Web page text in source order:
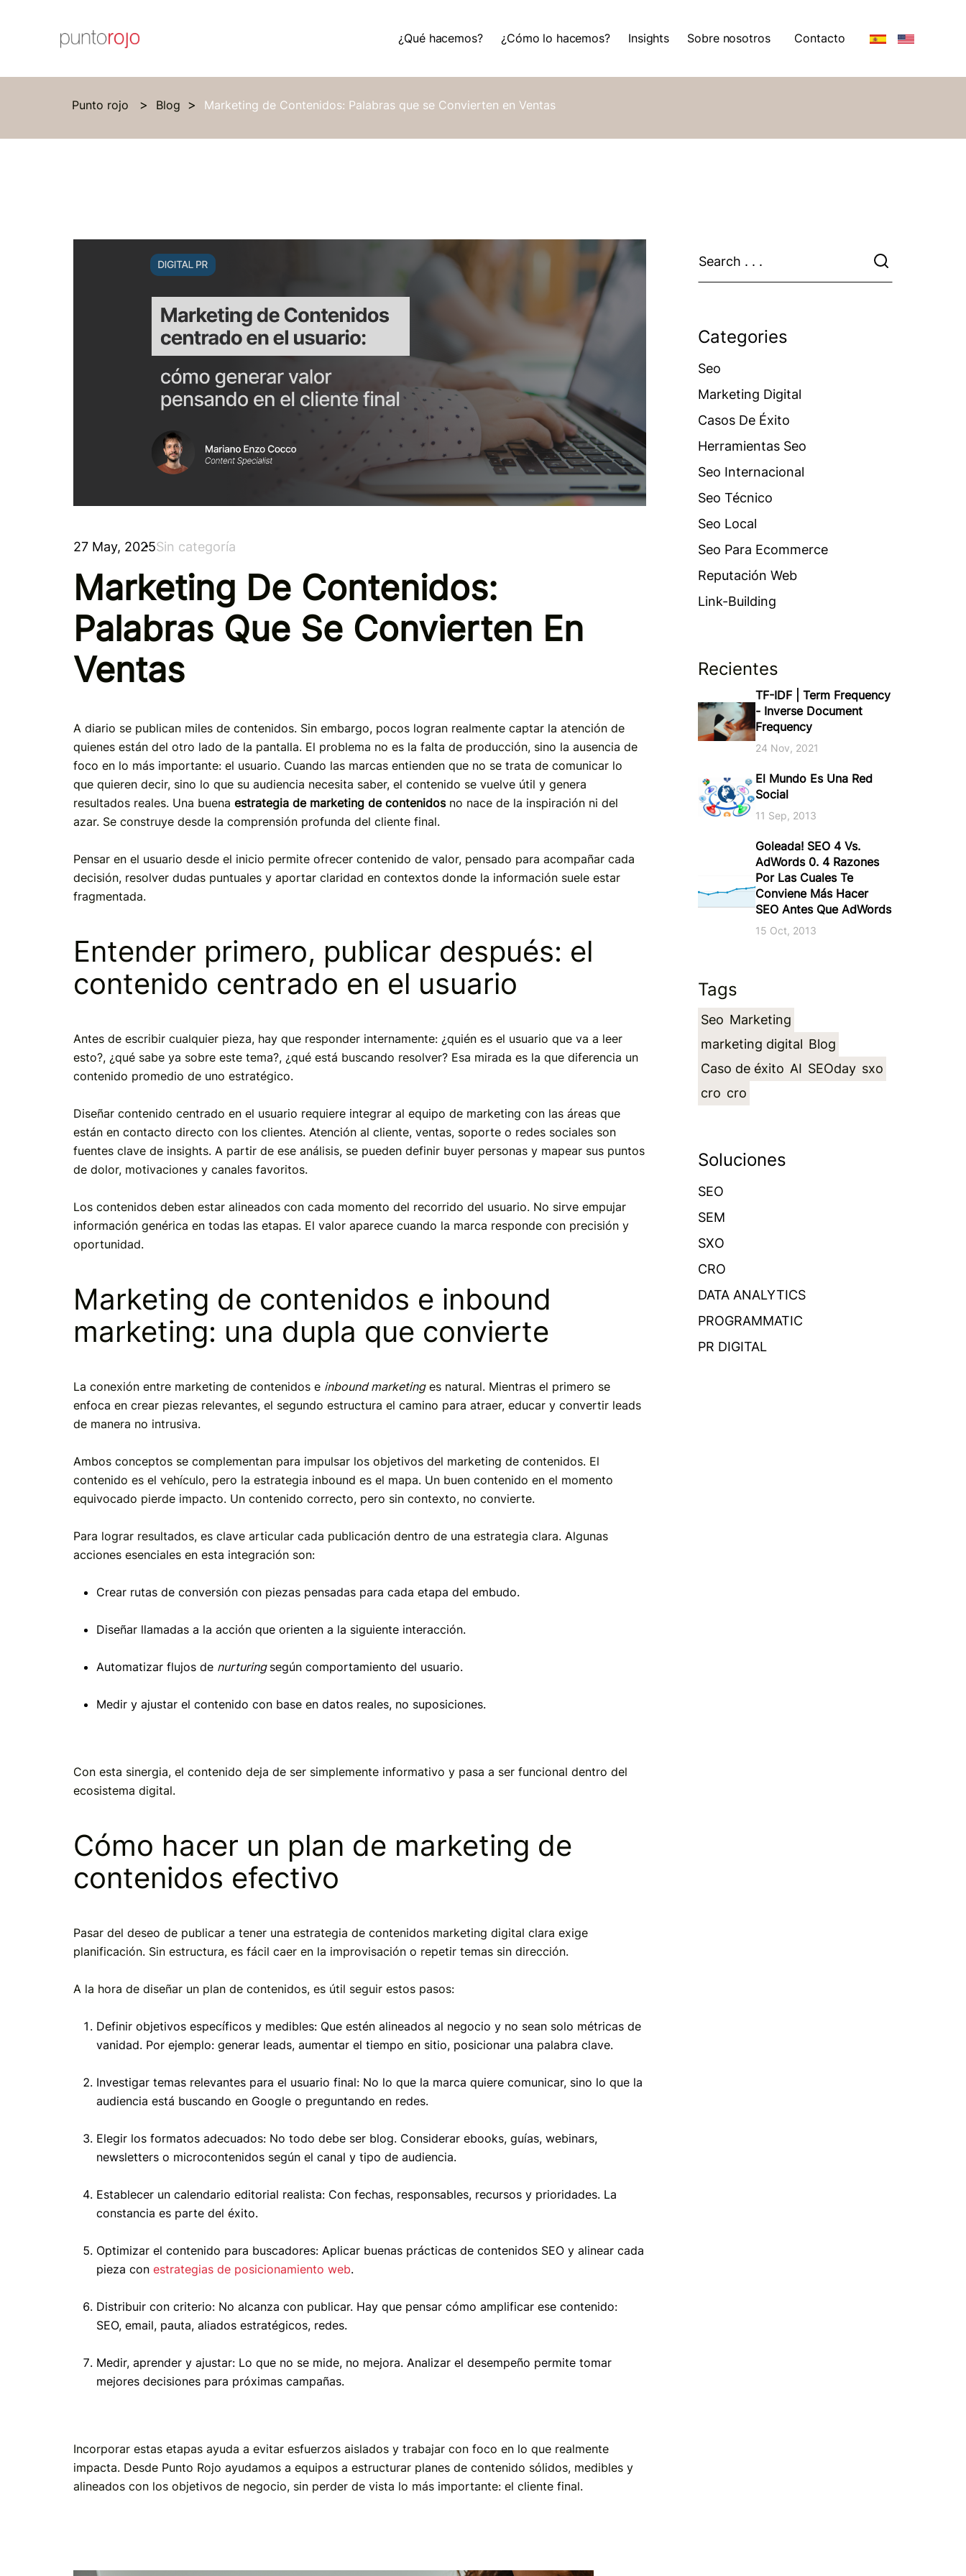
¿Qué hacemos?
¿Cómo lo hacemos?
Insights
Sobre nosotros
Contacto
Punto rojo Blog Marketing de Contenidos: Palabras que se Convierten en Ventas
27 May, 2025Sin categoría
Marketing De Contenidos:
Palabras Que Se Convierten En
Ventas
A diario se publican miles de contenidos. Sin embargo, pocos logran realmente captar la atención de
quienes están del otro lado de la pantalla. El problema no es la falta de producción, sino la ausencia de
foco en lo más importante: el usuario. Cuando las marcas entienden que no se trata de comunicar lo
que quieren decir, sino lo que su audiencia necesita saber, el contenido se vuelve útil y genera
resultados reales. Una buena estrategia de marketing de contenidosno nace de la inspiración ni del
azar. Se construye desde la comprensión profunda del cliente final.
Pensar en el usuario desde el inicio permite ofrecer contenido de valor, pensado para acompañar cada
decisión, resolver dudas puntuales y aportar claridad en contextos donde la información suele estar
fragmentada.
Entender primero, publicar después: el
contenido centrado en el usuario
Antes de escribir cualquier pieza, hay que responder internamente: ¿quién es el usuario que va a leer
esto?, ¿qué sabe ya sobre este tema?, ¿qué está buscando resolver? Esa mirada es la que diferencia un
contenido promedio de uno estratégico.
Diseñar contenido centrado en el usuario requiere integrar al equipo de marketing con las áreas que
están en contacto directo con los clientes. Atención al cliente, ventas, soporte o redes sociales son
fuentes clave de insights. A partir de ese análisis, se pueden definir buyer personas y mapear sus puntos
de dolor, motivaciones y canales favoritos.
Los contenidos deben estar alineados con cada momento del recorrido del usuario. No sirve empujar
información genérica en todas las etapas. El valor aparece cuando la marca responde con precisión y
oportunidad.
Marketing de contenidos e inbound
marketing: una dupla que convierte
La conexión entre marketing de contenidos e inbound marketinges natural. Mientras el primero se
enfoca en crear piezas relevantes, el segundo estructura el camino para atraer, educar y convertir leads
de manera no intrusiva.
Ambos conceptos se complementan para impulsar los objetivos del marketing de contenidos. El
contenido es el vehículo, pero la estrategia inbound es el mapa. Un buen contenido en el momento
equivocado pierde impacto. Un contenido correcto, pero sin contexto, no convierte.
Para lograr resultados, es clave articular cada publicación dentro de una estrategia clara. Algunas
acciones esenciales en esta integración son:
Crear rutas de conversión con piezas pensadas para cada etapa del embudo.
Diseñar llamadas a la acción que orienten a la siguiente interacción.
Automatizar flujos de nurturing según comportamiento del usuario.
Medir y ajustar el contenido con base en datos reales, no suposiciones.
Con esta sinergia, el contenido deja de ser simplemente informativo y pasa a ser funcional dentro del
ecosistema digital.
Cómo hacer un plan de marketing de
contenidos efectivo
Pasar del deseo de publicar a tener una estrategia de contenidos marketing digital clara exige
planificación. Sin estructura, es fácil caer en la improvisación o repetir temas sin dirección.
A la hora de diseñar un plan de contenidos, es útil seguir estos pasos:
Definir objetivos específicos y medibles: Que estén alineados al negocio y no sean solo métricas de
vanidad. Por ejemplo: generar leads, aumentar el tiempo en sitio, posicionar una palabra clave.
Investigar temas relevantes para el usuario final: No lo que la marca quiere comunicar, sino lo que la
audiencia está buscando en Google o preguntando en redes.
Elegir los formatos adecuados: No todo debe ser blog. Considerar ebooks, guías, webinars,
newsletters o microcontenidos según el canal y tipo de audiencia.
Establecer un calendario editorial realista: Con fechas, responsables, recursos y prioridades. La
constancia es parte del éxito.
Optimizar el contenido para buscadores: Aplicar buenas prácticas de contenidos SEO y alinear cada
pieza con estrategias de posicionamiento web.
Distribuir con criterio: No alcanza con publicar. Hay que pensar cómo amplificar ese contenido:
SEO, email, pauta, aliados estratégicos, redes.
Medir, aprender y ajustar: Lo que no se mide, no mejora. Analizar el desempeño permite tomar
mejores decisiones para próximas campañas.
Incorporar estas etapas ayuda a evitar esfuerzos aislados y trabajar con foco en lo que realmente
impacta. Desde Punto Rojo ayudamos a equipos a estructurar planes de contenido sólidos, medibles y
alineados con los objetivos de negocio, sin perder de vista lo más importante: el cliente final.
Categories
Seo
Marketing Digital
Casos De Éxito
Herramientas Seo
Seo Internacional
Seo Técnico
Seo Local
Seo Para Ecommerce
Reputación Web
Link-Building
Recientes
TF-IDF | Term Frequency
- Inverse Document
Frequency
24 Nov, 2021
El Mundo Es Una Red
Social
11 Sep, 2013
Goleada! SEO 4 Vs.
AdWords 0. 4 Razones
Por Las Cuales Te
Conviene Más Hacer
SEO Antes Que AdWords
15 Oct, 2013
Tags
Seo Marketing
marketing digital Blog
Caso de éxito AI SEOday sxo
cro cro
Soluciones
SEO
SEM
SXO
CRO
DATA ANALYTICS
PROGRAMMATIC
PR DIGITAL